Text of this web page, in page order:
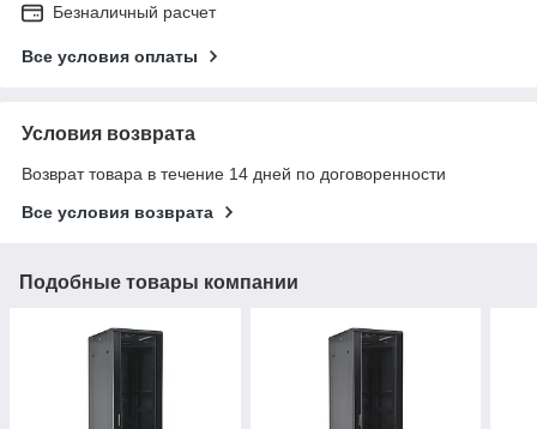
Безналичный расчет
Все условия оплаты
Условия возврата
Возврат товара в течение 14 дней по договоренности
Все условия возврата
Подобные товары компании